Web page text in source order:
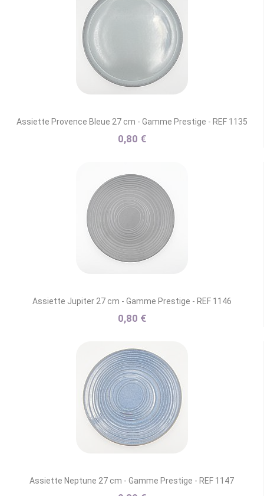
Assiette Provence Bleue 27 cm - Gamme Prestige - REF 1135
0,80 €
Assiette Jupiter 27 cm - Gamme Prestige - REF 1146
0,80 €
Assiette Neptune 27 cm - Gamme Prestige - REF 1147